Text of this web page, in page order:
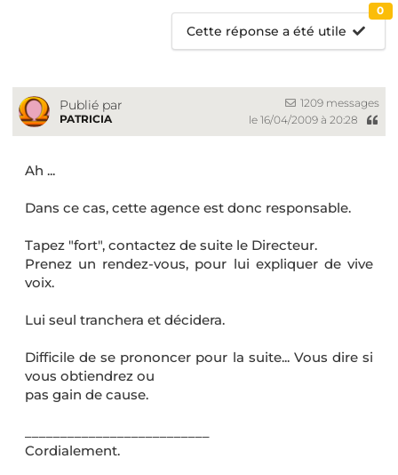
Cette réponse a été utile
0
Publié par
PATRICIA
1209 messages
le 16/04/2009 à 20:28
Ah ...
Dans ce cas, cette agence est donc responsable.
Tapez "fort", contactez de suite le Directeur.
Prenez un rendez-vous, pour lui expliquer de vive
voix.
Lui seul tranchera et décidera.
Difficile de se prononcer pour la suite... Vous dire si
vous obtiendrez ou
pas gain de cause.
Cordialement.